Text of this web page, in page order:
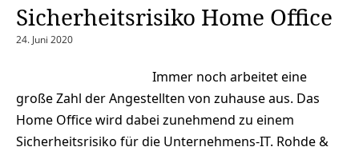
Sicherheitsrisiko Home Office
24. Juni 2020
Immer noch arbeitet eine
große Zahl der Angestellten von zuhause aus. Das
Home Office wird dabei zunehmend zu einem
Sicherheitsrisiko für die Unternehmens-IT. Rohde &